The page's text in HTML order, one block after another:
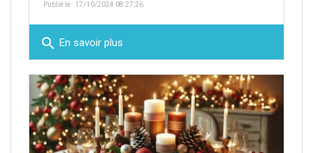
Publié le : 17/10/2024 08:27:26
search En savoir plus